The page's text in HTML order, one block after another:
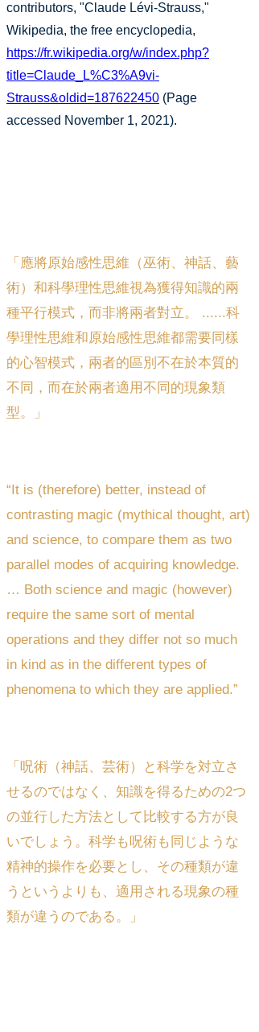
contributors, "Claude Lévi-Strauss,"
Wikipedia, the free encyclopedia,
https://fr.wikipedia.org/w/index.php?
title=Claude_L%C3%A9vi-
Strauss&oldid=187622450 (Page
accessed November 1, 2021).
「應將原始感性思維（巫術、神話、藝
術）和科學理性思維視為獲得知識的兩
種平行模式，而非將兩者對立。 ......科
學理性思維和原始感性思維都需要同樣
的心智模式，兩者的區別不在於本質的
不同，而在於兩者適用不同的現象類
型。」
“It is (therefore) better, instead of
contrasting magic (mythical thought, art)
and science, to compare them as two
parallel modes of acquiring knowledge.
… Both science and magic (however)
require the same sort of mental
operations and they differ not so much
in kind as in the different types of
phenomena to which they are applied.”
「呪術（神話、芸術）と科学を対立さ
せるのではなく、知識を得るための2つ
の並行した方法として比較する方が良
いでしょう。科学も呪術も同じような
精神的操作を必要とし、その種類が違
うというよりも、適用される現象の種
類が違うのである。」